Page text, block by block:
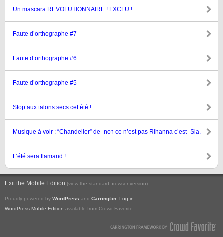
Un mascara REVOLUTIONNAIRE ! EXCLU !
Faute d’orthographe #7
Faute d’orthographe #6
Faute d’orthographe #5
Stop aux talons secs cet été !
Musique à voir : “Chandelier” de -non ce n’est pas Rihanna c’est- Sia.
L’été sera flamand !
Exit the Mobile Edition (view the standard browser version).
Proudly powered by WordPress and Carrington
Log in
WordPress Mobile Edition available from Crowd Favorite.